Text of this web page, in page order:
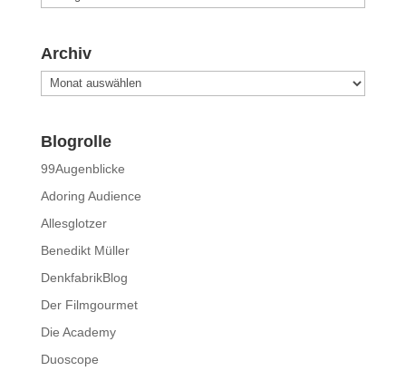
Archiv
Archiv
Blogrolle
99Augenblicke
Adoring Audience
Allesglotzer
Benedikt Müller
DenkfabrikBlog
Der Filmgourmet
Die Academy
Duoscope